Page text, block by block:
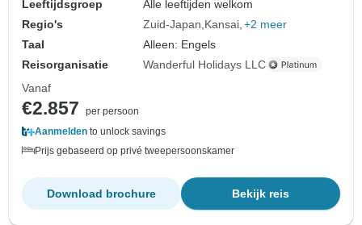
Leeftijdsgroep
Alle leeftijden welkom
Regio's
Zuid-Japan Kansai +2 meer
Taal
Alleen: Engels
Reisorganisatie
Wanderful Holidays LLC
Vanaf
€2.857
per persoon
Aanmelden to unlock savings
Prijs gebaseerd op privé tweepersoonskamer
Bekijk reis
Download brochure